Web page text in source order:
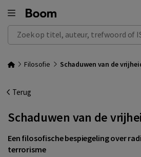
Zoek op titel, auteur, trefwoord of ISBN
Filosofie Schaduwen van de
Terug
Schaduwen van de
Een filosofische bespiegeling over
terrorisme